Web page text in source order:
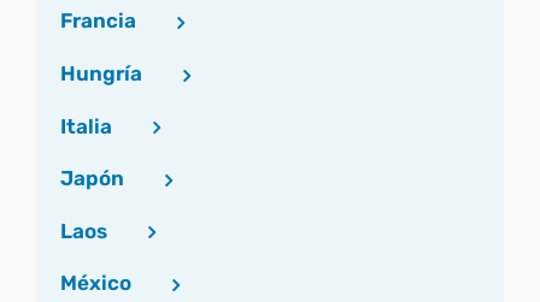
Francia
Hungría
Italia
Japón
Laos
México